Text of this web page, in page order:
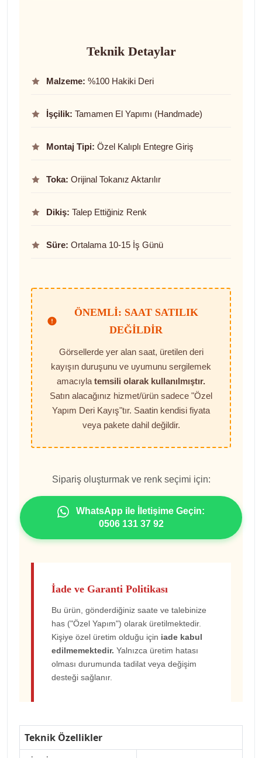
Teknik Detaylar
Malzeme: %100 Hakiki Deri
İşçilik: Tamamen El Yapımı (Handmade)
Montaj Tipi: Özel Kalıplı Entegre Giriş
Toka: Orijinal Tokanız Aktarılır
Dikiş: Talep Ettiğiniz Renk
Süre: Ortalama 10-15 İş Günü
ÖNEMLI: SAAT SATILIK
DEĞILDIR
Görsellerde yer alan saat, üretilen deri
kayışın duruşunu ve uyumunu sergilemek
amacıyla temsili olarak kullanılmıştır.
Satın alacağınız hizmet/ürün sadece "Özel
Yapım Deri Kayış"tır. Saatin kendisi fiyata
veya pakete dahil değildir.
Sipariş oluşturmak ve renk seçimi için:
WhatsApp ile İletişime Geçin:
0506 131 37 92
İade ve Garanti Politikası
Bu ürün, gönderdiğiniz saate ve talebinize
has ("Özel Yapım") olarak üretilmektedir.
Kişiye özel üretim olduğu için iade kabul
edilmemektedir. Yalnızca üretim hatası
olması durumunda tadilat veya değişim
desteği sağlanır.
Teknik Özellikler